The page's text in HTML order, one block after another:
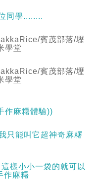
同學........
作麻糬體驗))
只能叫它超神奇麻糬
樣小小一袋的就可以
作麻糬